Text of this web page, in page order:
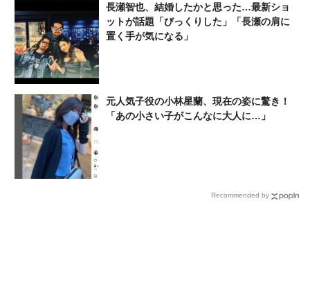
長瀬智也、結婚したかと思った…最新ショ
ットが話題「びっくりした」「長瀬の肩に
置く手が気になる」
元人気子役の小林星蘭、現在の姿に驚き！
「あの小さい子がこんなに大人に…」
Recommended by